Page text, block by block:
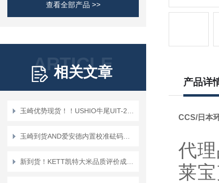
查看全部产品 >>
ARTICLE
相关文章
产品详
CCS/日本
代
莱